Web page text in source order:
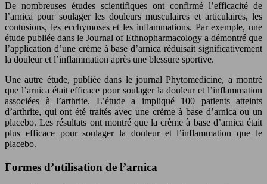
De nombreuses études scientifiques ont confirmé l’efficacité de
l’arnica pour soulager les douleurs musculaires et articulaires, les
contusions, les ecchymoses et les inflammations. Par exemple, une
étude publiée dans le Journal of Ethnopharmacology a démontré que
l’application d’une crème à base d’arnica réduisait significativement
la douleur et l’inflammation après une blessure sportive.
Une autre étude, publiée dans le journal Phytomedicine, a montré
que l’arnica était efficace pour soulager la douleur et l’inflammation
associées à l’arthrite. L’étude a impliqué 100 patients atteints
d’arthrite, qui ont été traités avec une crème à base d’arnica ou un
placebo. Les résultats ont montré que la crème à base d’arnica était
plus efficace pour soulager la douleur et l’inflammation que le
placebo.
Formes d’utilisation de l’arnica